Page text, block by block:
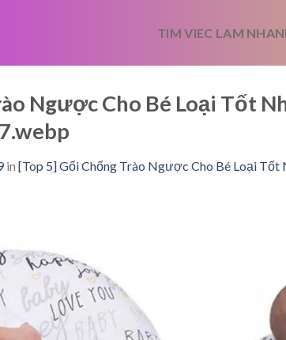
TIM VIEC LAM
Ngược Cho Bé Loại Tốt
in [Top 5] Gối Chống Trào Ngược Cho Bé Loại Tốt